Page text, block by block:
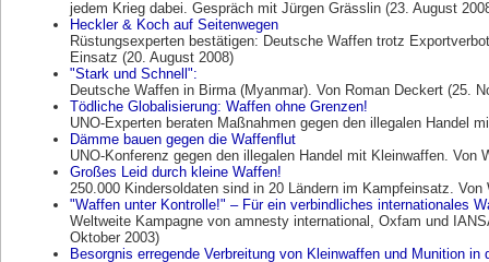
jedem Krieg dabei. Gespräch mit Jürgen Grässlin (23. August
Heckler & Koch auf Seitenwegen
Rüstungsexperten bestätigen: Deutsche Waffen trotz
Einsatz (20. August 2008)
"Stark und Schnell":
Deutsche Waffen in Birma (Myanmar). Von Roman Deckert (25.
Tödliche Globalisierung: Waffen ohne Grenzen!
UNO-Experten beraten Maßnahmen gegen den illegalen Handel
Dämme bauen gegen die Waffenflut
UNO-Konferenz gegen den illegalen Handel mit Kleinwaffen. Von
Großes Leid durch kleine Waffen!
250.000 Kindersoldaten sind in 20 Ländern im Kampfeinsatz.
"Waffen unter Kontrolle!" – Für ein verbindliches internationales
Weltweite Kampagne von amnesty international, Oxfam und
Oktober 2003)
Besorgnis erregende Verbreitung von Kleinwaffen und Munition in